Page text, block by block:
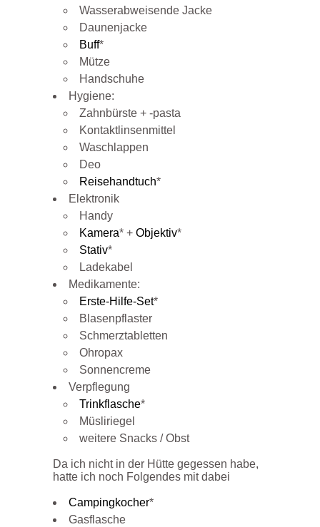
Wasserabweisende Jacke
Daunenjacke
Buff*
Mütze
Handschuhe
Hygiene:
Zahnbürste + -pasta
Kontaktlinsenmittel
Waschlappen
Deo
Reisehandtuch*
Elektronik
Handy
Kamera* + Objektiv*
Stativ*
Ladekabel
Medikamente:
Erste-Hilfe-Set*
Blasenpflaster
Schmerztabletten
Ohropax
Sonnencreme
Verpflegung
Trinkflasche*
Müsliriegel
weitere Snacks / Obst
Da ich nicht in der Hütte gegessen habe,
hatte ich noch Folgendes mit dabei
Campingkocher*
Gasflasche